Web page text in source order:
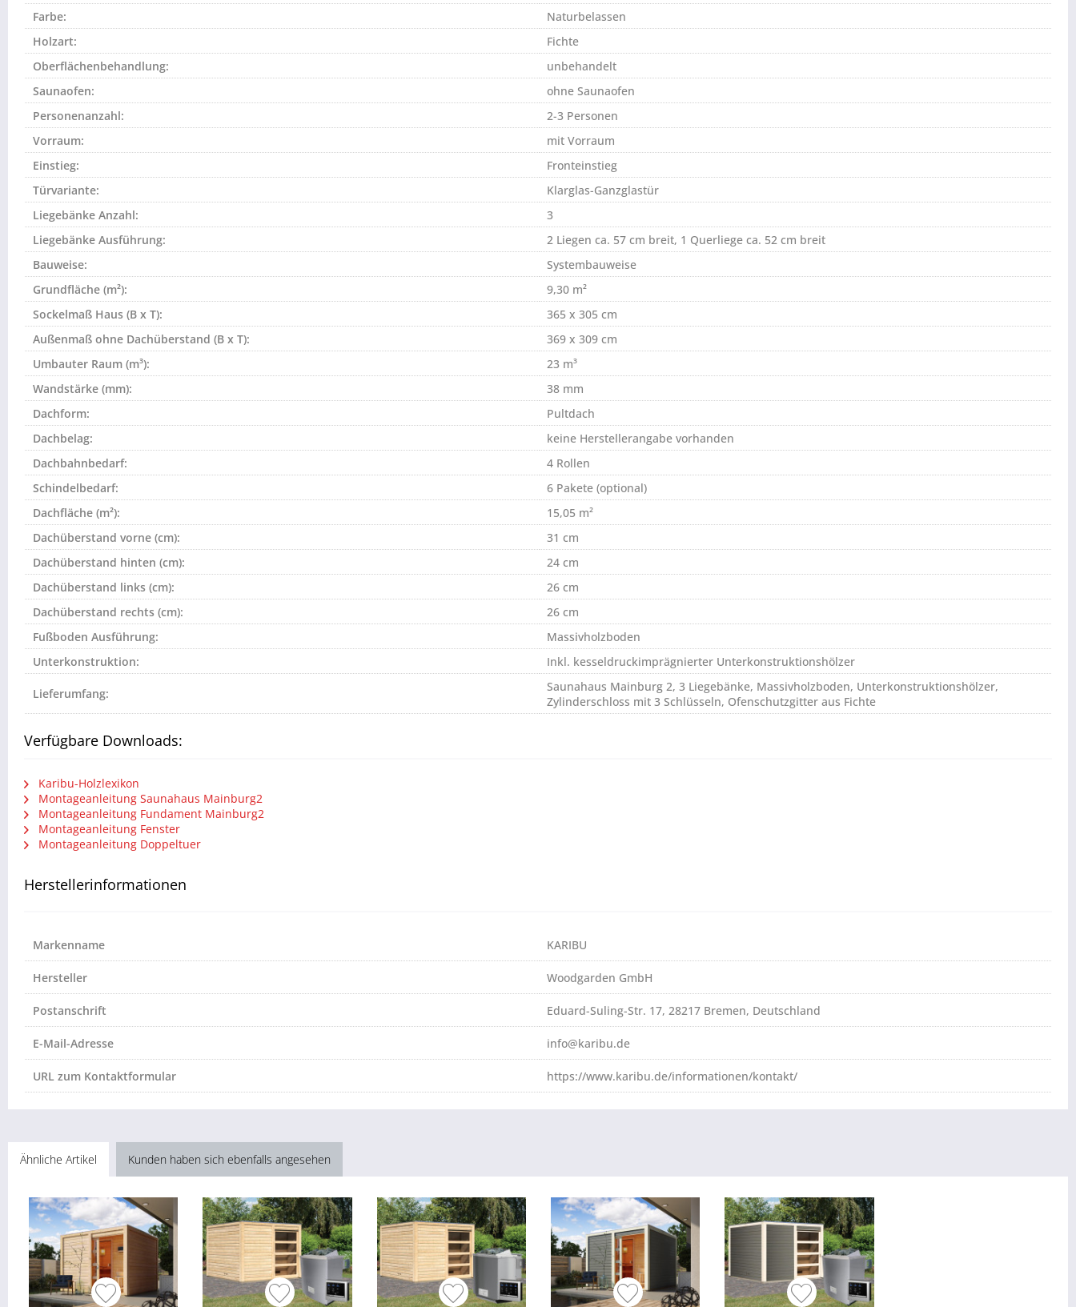
Farbe:
Naturbelassen
Holzart:
Fichte
Oberflächenbehandlung:
unbehandelt
Saunaofen:
ohne Saunaofen
Personenanzahl:
2-3 Personen
Vorraum:
mit Vorraum
Einstieg:
Fronteinstieg
Türvariante:
Klarglas-Ganzglastür
Liegebänke Anzahl:
3
Liegebänke Ausführung:
2 Liegen ca. 57 cm breit, 1 Querliege ca. 52 cm breit
Bauweise:
Systembauweise
Grundfläche (m²):
9,30 m²
Sockelmaß Haus (B x T):
365 x 305 cm
Außenmaß ohne Dachüberstand (B x T):
369 x 309 cm
Umbauter Raum (m³):
23 m³
Wandstärke (mm):
38 mm
Dachform:
Pultdach
Dachbelag:
keine Herstellerangabe vorhanden
Dachbahnbedarf:
4 Rollen
Schindelbedarf:
6 Pakete (optional)
Dachfläche (m²):
15,05 m²
Dachüberstand vorne (cm):
31 cm
Dachüberstand hinten (cm):
24 cm
Dachüberstand links (cm):
26 cm
Dachüberstand rechts (cm):
26 cm
Fußboden Ausführung:
Massivholzboden
Unterkonstruktion:
Inkl. kesseldruckimprägnierter Unterkonstruktionshölzer
Lieferumfang:
Saunahaus Mainburg 2, 3 Liegebänke, Massivholzboden, Unterkonstruktionshölzer,
Zylinderschloss mit 3 Schlüsseln, Ofenschutzgitter aus Fichte
Verfügbare Downloads:
Karibu-Holzlexikon
Montageanleitung Saunahaus Mainburg2
Montageanleitung Fundament Mainburg2
Montageanleitung Fenster
Montageanleitung Doppeltuer
Herstellerinformationen
Markenname KARIBU
Hersteller Woodgarden GmbH
Postanschrift Eduard-Suling-Str. 17, 28217 Bremen, Deutschland
E-Mail-Adresse info@karibu.de
URL zum Kontaktformular https://www.karibu.de/informationen/kontakt/
Ähnliche Artikel Kunden haben sich ebenfalls angesehen